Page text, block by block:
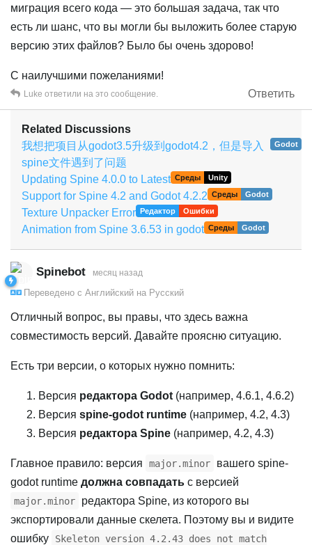
миграция всего кода — это большая задача, так что
есть ли шанс, что вы могли бы выложить более старую
версию этих файлов? Было бы очень здорово!
С наилучшими пожеланиями!
Ответить
Luke ответили на это сообщение.
Related Discussions
我想把项目从godot3.5升级到godot4.2，但是导入
spine文件遇到了问题
Godot
Updating Spine 4.0.0 to Latest Среды Unity
Support for Spine 4.2 and Godot 4.2.2 Среды Godot
Texture Unpacker Error Редактор Ошибки
Animation from Spine 3.6.53 in godot Среды Godot
Spinebot месяц назад
Переведено с Английский на Русский
Отличный вопрос, вы правы, что здесь важна
совместимость версий. Давайте проясню ситуацию.
Есть три версии, о которых нужно помнить:
Версия редактора Godot (например, 4.6.1, 4.6.2)
Версия spine-godot runtime (например, 4.2, 4.3)
Версия редактора Spine (например, 4.2, 4.3)
Главное правило: версия major.minor
вашего spine-
godot runtime должна совпадать с версией
major.minor
редактора Spine, из которого вы
экспортировали данные скелета. Поэтому вы и видите
ошибку
Skeleton version 4.2.43 does not match